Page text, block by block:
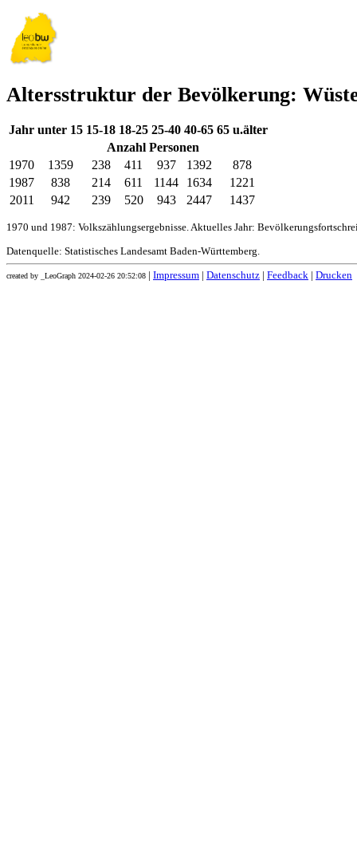
Altersstruktur der Bevölkerung:
Jahr unter 15 15-18 18-25 25-40 40-65 65 u.älter
Anzahl Personen
1970
1359 238 411 937 1392
878
1987
838 214 611 1144 1634
1221
2011
942 239 520 943 2447 1437
1970 und 1987: Volkszählungsergebnisse. Aktuelles Jahr:
Datenquelle: Statistisches Landesamt Baden-Württemberg.
created by _LeoGraph 2024-02-26 20:52:08 Impressum Datenschutz Feedback Drucken